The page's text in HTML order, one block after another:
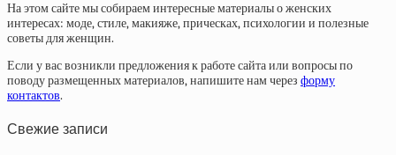
На этом сайте мы собираем интересные материалы о женских
интересах: моде, стиле, макияже, прическах, психологии и полезные
советы для женщин.
Если у вас возникли предложения к работе сайта или вопросы по
поводу размещенных материалов, напишите нам через форму
контактов.
Свежие записи